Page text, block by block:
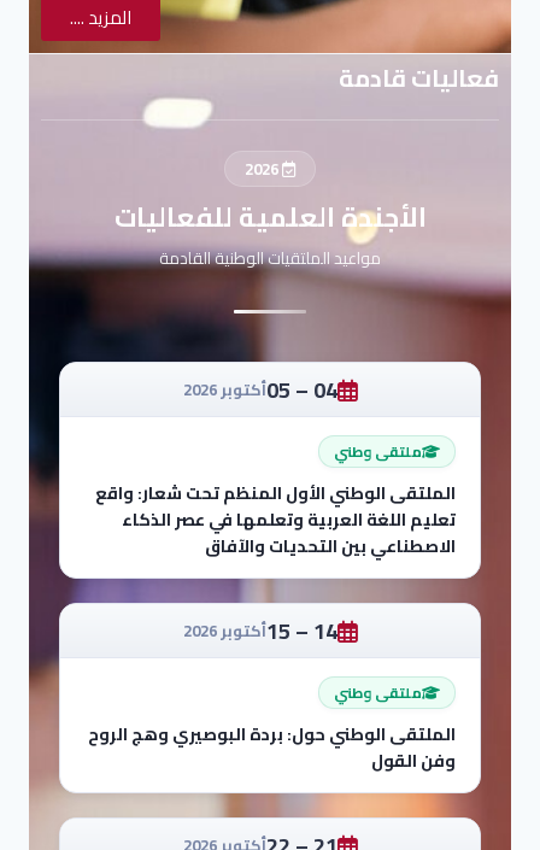
المزيد ....
فعاليات قادمة
الأجندة العلمية للفعاليات
مواعيد الملتقيات الوطنية القادمة
04 – 05 أكتوبر 2026
ملتقى وطني
الملتقى الوطني الأول المنظم تحت شعار: واقع
تعليم اللغة العربية وتعلمها في عصر الذكاء
الاصطناعي بين التحديات والآفاق
14 – 15 أكتوبر 2026
ملتقى وطني
الملتقى الوطني حول: بردة البوصيري وهج الروح
وفن القول